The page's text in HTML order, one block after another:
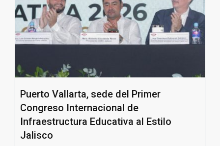
Puerto Vallarta, sede del Primer
Congreso Internacional de
Infraestructura Educativa al Estilo
Jalisco